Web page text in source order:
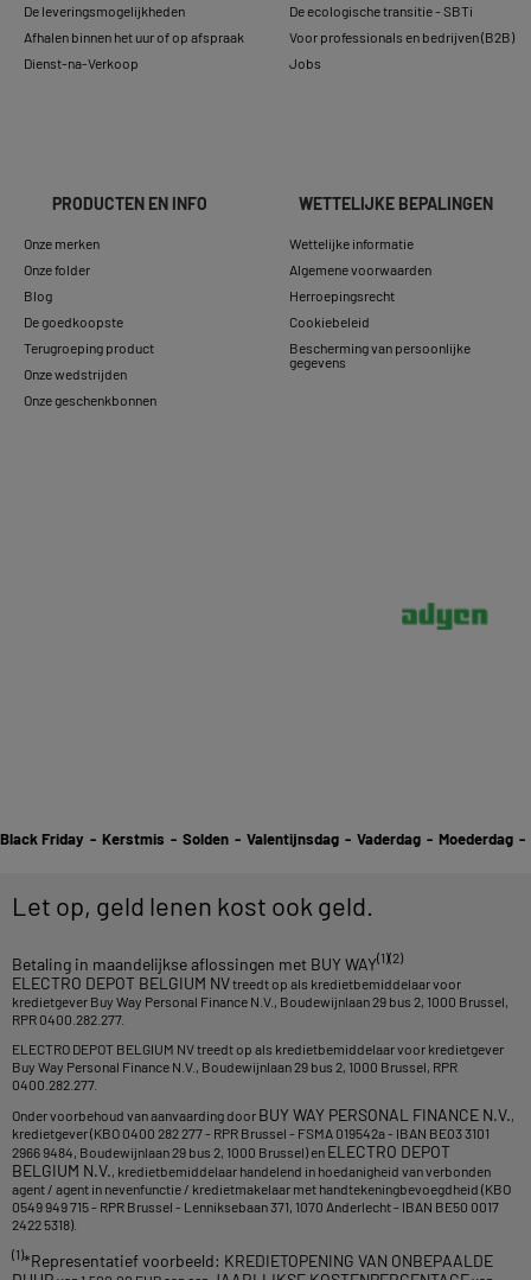
De leveringsmogelijkheden
Afhalen binnen het uur of op afspraak
Dienst-na-Verkoop
De ecologische transitie - SBTi
Voor professionals en bedrijven (B2B)
Jobs
PRODUCTEN EN INFO
Onze merken
Onze folder
Blog
De goedkoopste
Terugroeping product
Onze wedstrijden
Onze geschenkbonnen
WETTELIJKE BEPALINGEN
Wettelijke informatie
Algemene voorwaarden
Herroepingsrecht
Cookiebeleid
Bescherming van persoonlijke
gegevens
Black Friday - Kerstmis - Solden - Valentijnsdag - Vaderdag - Moederdag -
Let op, geld lenen kost ook geld.
Betaling in maandelijkse aflossingen met BUY WAY(1)(2)
ELECTRO DEPOT BELGIUM NVtreedt op als kredietbemiddelaar voor
kredietgever Buy Way Personal Finance N.V., Boudewijnlaan 29 bus 2, 1000 Brussel,
RPR 0400.282.277.
ELECTRO DEPOT BELGIUM NV treedt op als kredietbemiddelaar voor kredietgever
Buy Way Personal Finance N.V., Boudewijnlaan 29 bus 2, 1000 Brussel, RPR
0400.282.277.
Onder voorbehoud van aanvaarding door BUY WAY PERSONAL FINANCE N.V.,
kredietgever (KBO 0400 282 277 - RPR Brussel - FSMA 019542a - IBAN BE03 3101
2966 9484, Boudewijnlaan 29 bus 2, 1000 Brussel) en ELECTRO DEPOT
BELGIUM N.V., kredietbemiddelaar handelend in hoedanigheid van verbonden
agent / agent in nevenfunctie / kredietmakelaar met handtekeningbevoegdheid (KBO
0549 949 715 - RPR Brussel - Lenniksebaan 371, 1070 Anderlecht - IBAN BE50 0017
2422 5318).
(1)*Representatief voorbeeld: KREDIETOPENING VAN ONBEPAALDE